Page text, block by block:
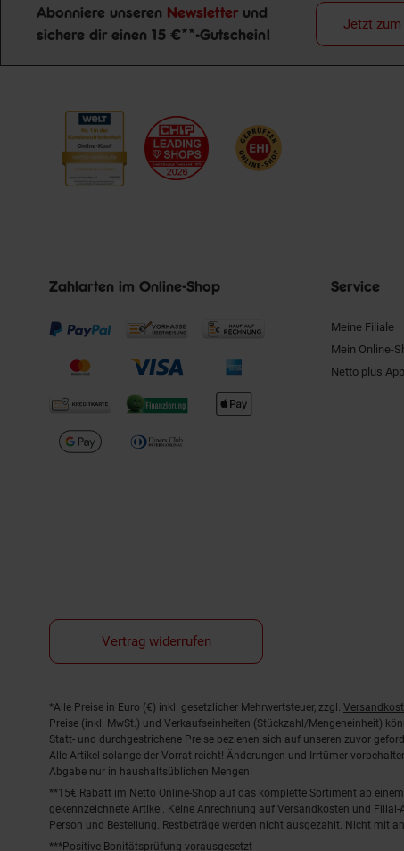
Newsletter Anmeldung
Abonniere unseren Newsletter und
sichere dir einen 15 €**-Gutschein!
Jetzt
Zahlarten im Online-Shop Service
Meine Filiale
Mein Online-
Netto plus App
Vertrag widerrufen
Fußnoten
*Alle Preise in Euro (€) inkl. gesetzlicher Mehrwertsteuer, zzgl.
Preise (inkl. MwSt.) und Verkaufseinheiten (Stückzahl/Mengeneinheit)
Statt- und durchgestrichene Preise beziehen sich auf unseren zuvor
Alle Artikel solange der Vorrat reicht! Änderungen und Irrtümer
Abgabe nur in haushaltsüblichen Mengen!
**15€ Rabatt im Netto Online-Shop auf das komplette Sortiment ab
gekennzeichnete Artikel. Keine Anrechnung auf Versandkosten und
Person und Bestellung. Restbeträge werden nicht ausgezahlt. Nicht mit
***Positive Bonitätsprüfung vorausgesetzt